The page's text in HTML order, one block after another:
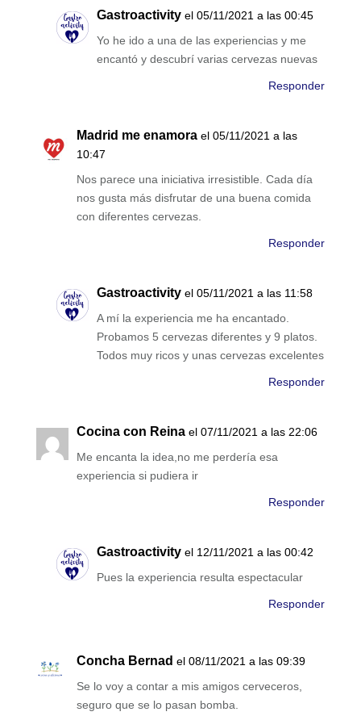
Gastroactivity el 05/11/2021 a las 00:45
Yo he ido a una de las experiencias y me
encantó y descubrí varias cervezas nuevas
Responder
Madrid me enamora el 05/11/2021 a las
10:47
Nos parece una iniciativa irresistible. Cada día
nos gusta más disfrutar de una buena comida
con diferentes cervezas.
Responder
Gastroactivity el 05/11/2021 a las 11:58
A mí la experiencia me ha encantado.
Probamos 5 cervezas diferentes y 9 platos.
Todos muy ricos y unas cervezas excelentes
Responder
Cocina con Reina el 07/11/2021 a las 22:06
Me encanta la idea,no me perdería esa
experiencia si pudiera ir
Responder
Gastroactivity el 12/11/2021 a las 00:42
Pues la experiencia resulta espectacular
Responder
Concha Bernad el 08/11/2021 a las 09:39
Se lo voy a contar a mis amigos cerveceros,
seguro que se lo pasan bomba.